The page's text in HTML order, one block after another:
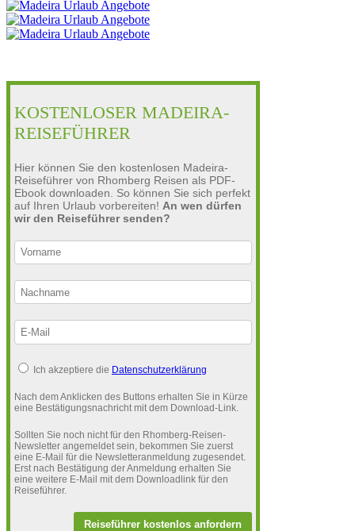
KOSTENLOSER MADEIRA-
REISEFÜHRER
Hier können Sie den kostenlosen Madeira-
Reiseführer von Rhomberg Reisen als PDF-
Ebook downloaden. So können Sie sich perfekt
auf Ihren Urlaub vorbereiten! An wen dürfen
wir den Reiseführer senden?
Ich akzeptiere die Datenschutzerklärung
Nach dem Anklicken des Buttons erhalten Sie in Kürze
eine Bestätigungsnachricht mit dem Download-Link.
Sollten Sie noch nicht für den Rhomberg-Reisen-
Newsletter angemeldet sein, bekommen Sie zuerst
eine E-Mail für die Newsletteranmeldung zugesendet.
Erst nach Bestätigung der Anmeldung erhalten Sie
eine weitere E-Mail mit dem Downloadlink für den
Reiseführer.
Reiseführer kostenlos anfordern